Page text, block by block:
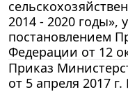
2014 - 2020 годы»,
постановлением
Федерации от 12
Приказ
от 5 апреля 2017